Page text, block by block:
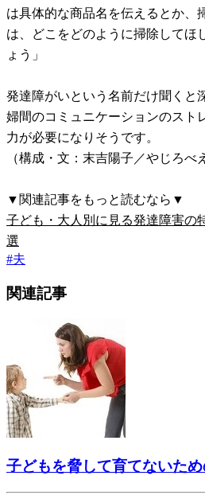
は具体的な商品名を伝えるとか、
は、どこをどのように掃除してほ
ょう」
発達障がいという名前だけ聞くと
婦間のコミュニケーションのスト
力が必要になりそうです。
（構成・文：末吉陽子／やじろべ
▼関連記事をもっと読むなら▼
子ども・大人別に見る発達障害の
選
#夫
関連記事
子どもを脅して育てないた